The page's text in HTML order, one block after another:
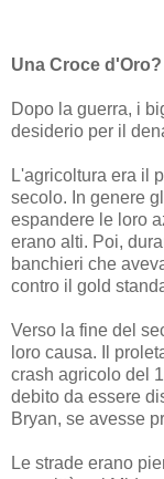
Una Croce d'Oro?
Dopo la guerra, i
desiderio per il
L'agricoltura era il
secolo. In genere
espandere le loro
erano alti. Poi,
banchieri che
contro il gold
Verso la fine del
loro causa. Il
crash agricolo del
debito da essere
Bryan, se avesse
Le strade erano